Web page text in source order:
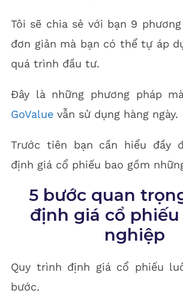
Tôi sẽ chia sẻ với bạn 9
đơn giản mà bạn có thể tự áp
quá trình đầu tư.
Đây là những phương pháp
GoValue vẫn sử dụng hàng ngày.
Trước tiên bạn cần hiểu đầy
định giá cổ phiếu bao gồm
5 bước quan
định giá cổ
nghiệp
Quy trình định giá cổ phiếu
bước.